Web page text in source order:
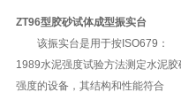
ZT96型胶砂试体成型振实台
该振实台是用于按ISO679：
1989水泥强度试验方法测定水泥胶
强度的设备，其结构和性能符合